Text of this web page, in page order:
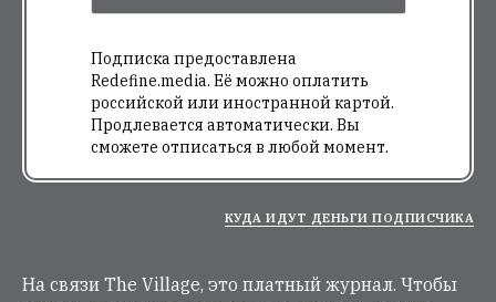
Подписка предоставлена
Redefine.media. Её можно оплатить
российской или иностранной картой.
Продлевается автоматически. Вы
сможете отписаться в любой момент.
КУДА ИДУТ ДЕНЬГИ ПОДПИСЧИКА
На связи The Village, это платный журнал. Чтобы